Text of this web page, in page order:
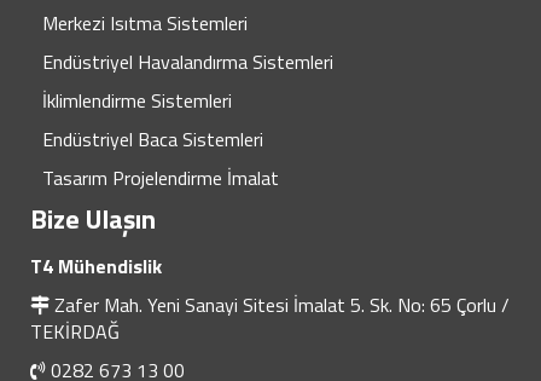
Merkezi Isıtma Sistemleri
Endüstriyel Havalandırma Sistemleri
İklimlendirme Sistemleri
Endüstriyel Baca Sistemleri
Tasarım Projelendirme İmalat
Bize Ulaşın
T4 Mühendislik
Zafer Mah. Yeni Sanayi Sitesi İmalat 5. Sk. No: 65 Çorlu /
TEKİRDAĞ
0282 673 13 00